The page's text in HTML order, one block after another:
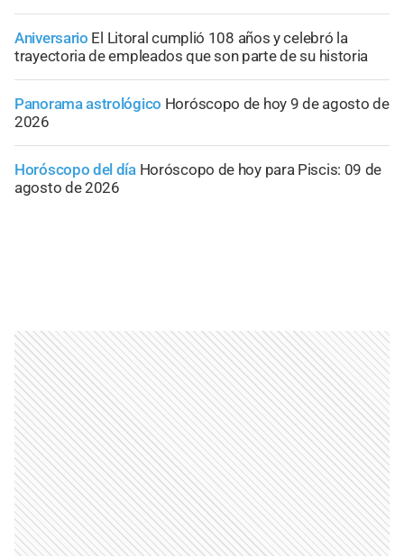
Aniversario El Litoral cumplió 108 años y celebró la
trayectoria de empleados que son parte de su historia
Panorama astrológico Horóscopo de hoy 9 de agosto de
2026
Horóscopo del día Horóscopo de hoy para Piscis: 09 de
agosto de 2026